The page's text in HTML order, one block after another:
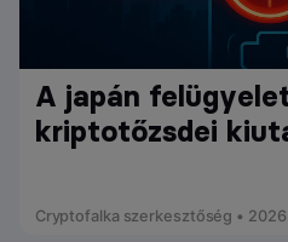
A japán
kriptotőzsdei
Cryptofalka szerkesztőség •